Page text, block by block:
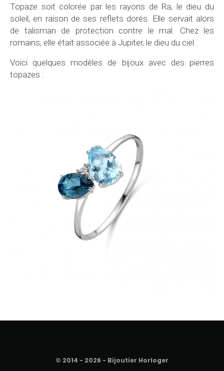
Topaze soit colorée par les rayons de Ra, le dieu du
soleil, en raison de ses reflets dorés. Elle servait alors
de talisman de protection contre le mal. Chez les
romains, elle était associée à Jupiter, le dieu du ciel.
Voici quelques modèles de bijoux avec des pierres
topazes :
© 2014 - 2026 - Bijoutier Horloger